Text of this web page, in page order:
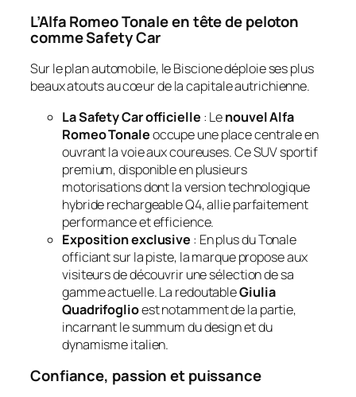
L’Alfa Romeo Tonale en tête de peloton
comme Safety Car
Sur le plan automobile, le Biscione déploie ses plus
beaux atouts au cœur de la capitale autrichienne.
La Safety Car officielle : Lenouvel Alfa
Romeo Tonaleoccupe une place centrale en
ouvrant la voie aux coureuses. Ce SUV sportif
premium, disponible en plusieurs
motorisations dont la version technologique
hybride rechargeable Q4, allie parfaitement
performance et efficience.
Exposition exclusive : En plus du Tonale
officiant sur la piste, la marque propose aux
visiteurs de découvrir une sélection de sa
gamme actuelle. La redoutableGiulia
Quadrifoglioest notamment de la partie,
incarnant le summum du design et du
dynamisme italien.
Confiance, passion et puissance